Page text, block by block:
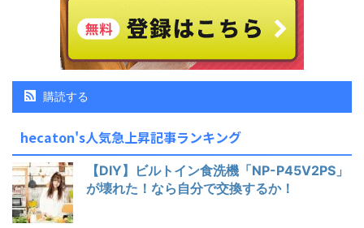
購読する
hecaton's人気急上昇記事ランキング
【DIY】ビルトイン食洗機「NP-P45V2PS」
が壊れた！なら自分で交換するか！